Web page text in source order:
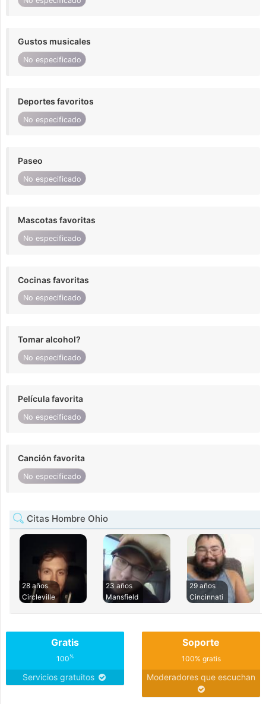
Gustos musicales
No especificado
Deportes favoritos
No especificado
Paseo
No especificado
Mascotas favoritas
No especificado
Cocinas favoritas
No especificado
Tomar alcohol?
No especificado
Película favorita
No especificado
Canción favorita
No especificado
Citas Hombre Ohio
28 años
Circleville
23 años
Mansfield
29 años
Cincinnati
Gratis
100%
Servicios gratuitos
Soporte
100% gratis
Moderadores que escuchan